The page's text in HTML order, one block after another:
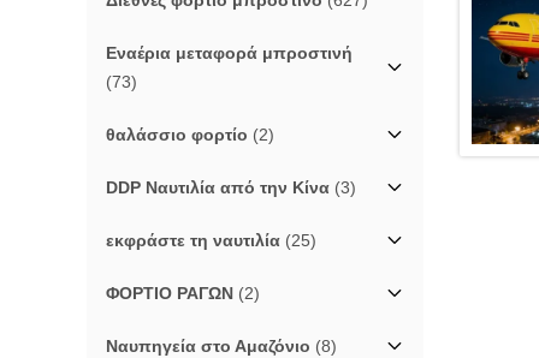
Εναέρια μεταφορά μπροστινή
(73)
θαλάσσιο φορτίο (2)
DDP Ναυτιλία από την Κίνα (3)
εκφράστε τη ναυτιλία (25)
ΦΟΡΤΙΟ ΡΑΓΩΝ (2)
Ναυπηγεία στο Αμαζόνιο (8)